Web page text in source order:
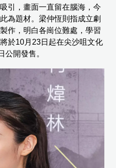
引，畫面一直留在腦海，今
為題材。梁仲恆則指成立劇
作，明白各崗位難處，學習
於10月23日起在尖沙咀文化
公開發售。